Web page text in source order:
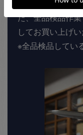
後すぐに切れ味
た、全品検品作
してお買い上げい
※全品検品してい